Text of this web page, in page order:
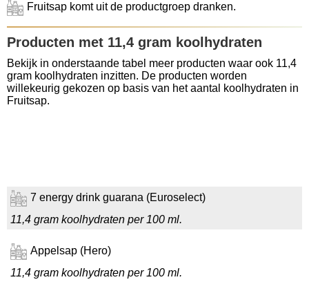
Fruitsap komt uit de productgroep dranken.
Producten met 11,4 gram koolhydraten
Bekijk in onderstaande tabel meer producten waar ook 11,4
gram koolhydraten inzitten. De producten worden
willekeurig gekozen op basis van het aantal koolhydraten in
Fruitsap.
7 energy drink guarana (Euroselect)
11,4 gram koolhydraten per 100 ml.
Appelsap (Hero)
11,4 gram koolhydraten per 100 ml.